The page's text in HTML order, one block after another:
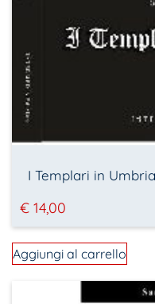
I Templari in Umbria
€ 14,00
Aggiungi al carrello